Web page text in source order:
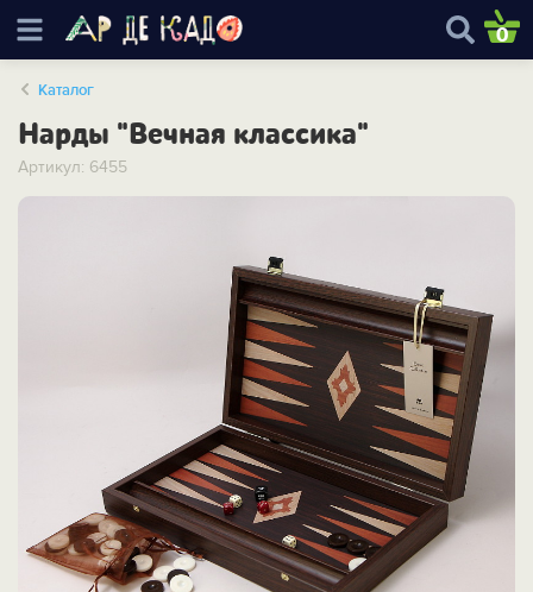
0
Каталог
Нарды "Вечная классика"
Артикул: 6455